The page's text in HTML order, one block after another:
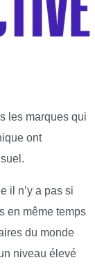
les marques qui
ont
il n’y a pas si
en même temps
du monde
niveau élevé